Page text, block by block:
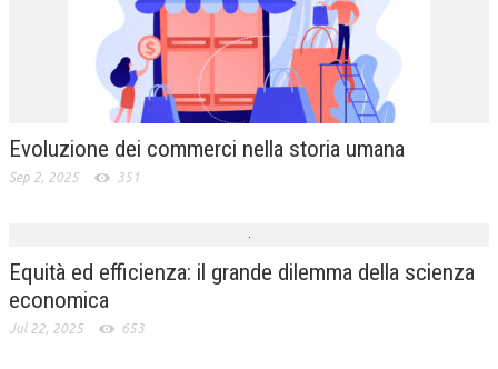
Evoluzione dei commerci nella storia umana
Sep 2, 2025 351
Equità ed efficienza: il grande dilemma della scienza
economica
Jul 22, 2025 653